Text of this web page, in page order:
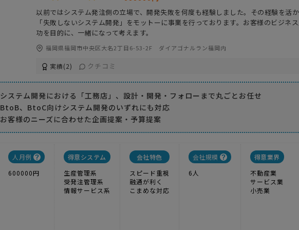
以前ではシステム発注側の立場で、開発失敗を何度も経験しました。その経験を活
「失敗しないシステム開発」をモットーに事業を行っております。お客様のビジネ
功を目的に、一緒になって考えます。
福岡県福岡市中央区大名2丁目6-53-2F ダイアゴナルラン福岡内
実績(2) クチコミ
システム開発における「工務店」、設計・開発・フォローまで丸ごとお任せ
BtoB、BtoC向けシステム開発のいずれにも対応
お客様のニーズに合わせた企画提案・予算提案
人月例
600000円
得意システム
生産管理系
受発注管理系
情報サービス系
会社特色
スピード重視
融通が利く
こまめな対応
会社規模
6人
得意業界
不動産業
サービス業
小売業